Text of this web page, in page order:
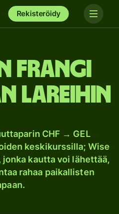
Rekisteröidy
frangi
lareihin
CHF → GEL
keskikurssilla; Wise
kautta voi lähettää,
rahaa paikallisten